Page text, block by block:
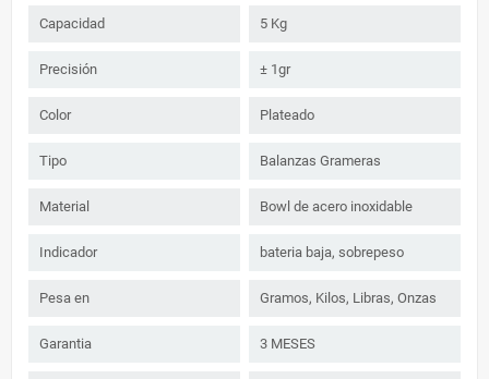
Capacidad 5 Kg
Precisión ± 1gr
Color Plateado
Tipo Balanzas Grameras
Material Bowl de acero inoxidable
Indicador bateria baja, sobrepeso
Pesa en Gramos, Kilos, Libras, Onzas
Garantia 3 MESES